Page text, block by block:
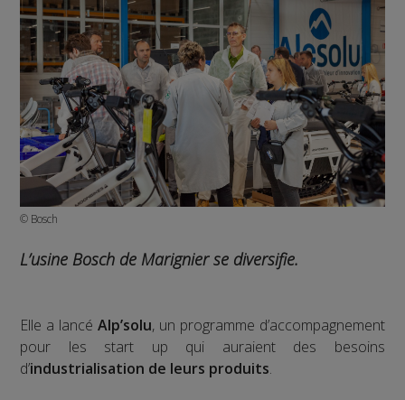
© Bosch
L’usine Bosch de Marignier se diversifie.
Elle a lancé Alp’solu, un programme d’accompagnement
pour les start up qui auraient des besoins
d’industrialisation de leurs produits.